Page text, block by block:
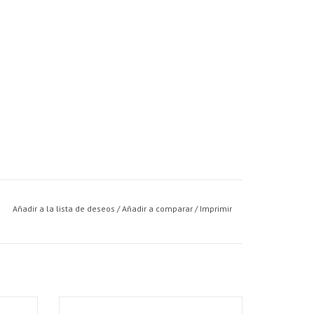
Añadir a la lista de deseos /Añadir a comparar / Imprimir